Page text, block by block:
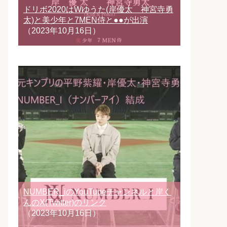
ドリボ2020はWゆうた(岸優太 神宮寺勇
太)と美少年と7MEN侍と●●が出演
（2023年10月16日）
NUMBER_iのYouTubeチャンネルと岸く
んのX(Twitter)のリンク
（2023年10月16日）